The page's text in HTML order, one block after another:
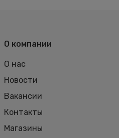
О компании
О нас
Новости
Вакансии
Контакты
Магазины